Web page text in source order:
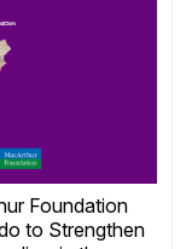
Foundation
to Strengthen